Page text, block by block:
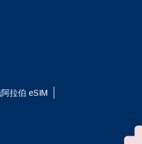
拉伯 eSIM